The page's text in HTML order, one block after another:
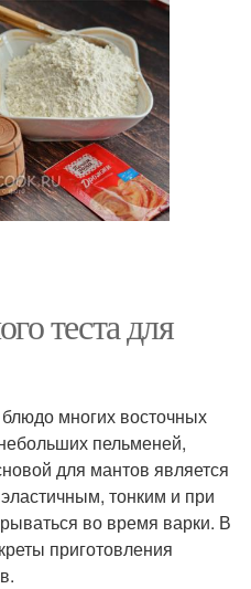
теста для
многих восточных
пельменей,
для мантов является
тонким и при
во время варки. В
приготовления